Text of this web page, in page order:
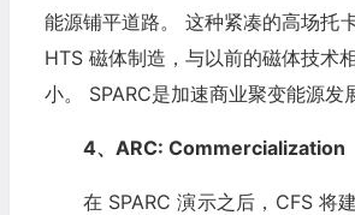
能源铺平道路。 这种紧凑的高场托
HTS 磁体制造，与以前的磁体技术
小。 SPARC是加速商业聚变能源发
4、ARC: Commercialization
在 SPARC 演示之后，CFS 将